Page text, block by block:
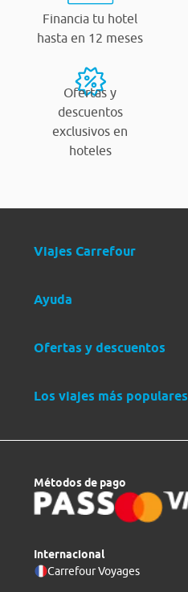
Financia tu hotel
hasta en 12 meses
Ofertas y
descuentos
exclusivos en
hoteles
Viajes Carrefour
Ayuda
Ofertas y descuentos
Los viajes más populares
Métodos de pago
Internacional
Carrefour Voyages